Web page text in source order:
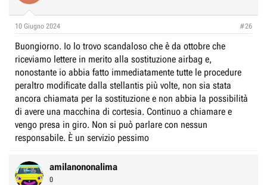
10 Giugno 2024 #26
Buongiorno. Io lo trovo scandaloso che è da ottobre che
riceviamo lettere in merito alla sostituzione airbag e,
nonostante io abbia fatto immediatamente tutte le procedure
peraltro modificate dalla stellantis più volte, non sia stata
ancora chiamata per la sostituzione e non abbia la possibilità
di avere una macchina di cortesia. Continuo a chiamare e
vengo presa in giro. Non si può parlare con nessun
responsabile. È un servizio pessimo
amilanononalima
0